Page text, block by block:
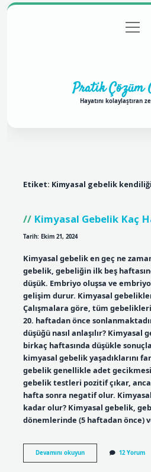
Gizlilikmenüyü
aç
Pratik Çözüm
Hayatını kolaylaştıran
Etiket: Kimyasal gebelik
Kimyasal Gebelik Kaç
Tarih: Ekim 21, 2024
Kimyasal gebelik en geç ne
gebelik, gebeliğin ilk beş
düşük. Embriyo oluşsa ve
gelişim durur. Kimyasal
Çalışmalara göre, tüm
20. haftadan önce
düşüğü nasıl anlaşılır?
birkaç haftasında düşükle
kimyasal gebelik yaşadıklarını
gebelik genellikle adet
gebelik testleri pozitif çıkar,
hafta sonra negatif olur.
kadar olur? Kimyasal gebelik,
dönemlerinde (5 haftadan önce)
Devamını okuyunKimyasal
Gebelik
12 Yorum